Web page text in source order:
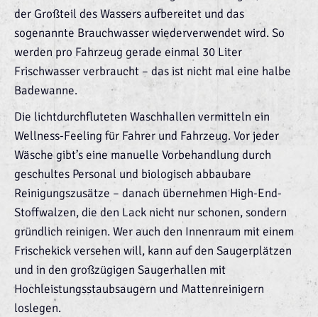
der Großteil des Wassers aufbereitet und das
sogenannte Brauchwasser wiederverwendet wird. So
werden pro Fahrzeug gerade einmal 30 Liter
Frischwasser verbraucht – das ist nicht mal eine halbe
Badewanne.
Die lichtdurchfluteten Waschhallen vermitteln ein
Wellness-Feeling für Fahrer und Fahrzeug. Vor jeder
Wäsche gibt’s eine manuelle Vorbehandlung durch
geschultes Personal und biologisch abbaubare
Reinigungszusätze – danach übernehmen High-End-
Stoffwalzen, die den Lack nicht nur schonen, sondern
gründlich reinigen. Wer auch den Innenraum mit einem
Frischekick versehen will, kann auf den Saugerplätzen
und in den großzügigen Saugerhallen mit
Hochleistungsstaubsaugern und Mattenreinigern
loslegen.